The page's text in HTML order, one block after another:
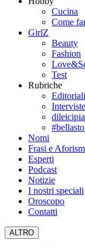
Cucina
Come
GirlZ
Beauty
Fashion
Test
Rubriche
Editoriali
Interviste
Nomi
Frasi e
Esperti
Podcast
Notizie
I nostri speciali
Oroscopo
Contatti
ALTRO